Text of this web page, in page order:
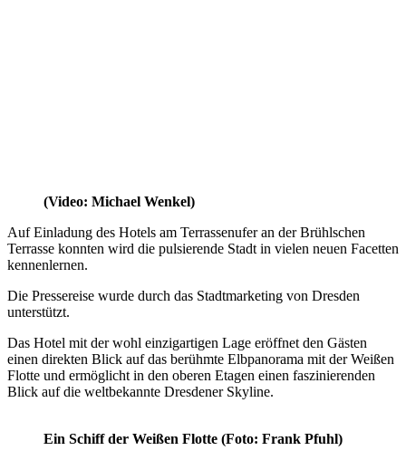
(Video: Michael Wenkel)
Auf Einladung des Hotels am Terrassenufer an der Brühlschen
Terrasse konnten wird die pulsierende Stadt in vielen neuen Facetten
kennenlernen.
Die Pressereise wurde durch das Stadtmarketing von Dresden
unterstützt.
Das Hotel mit der wohl einzigartigen Lage eröffnet den Gästen
einen direkten Blick auf das berühmte Elbpanorama mit der Weißen
Flotte und ermöglicht in den oberen Etagen einen faszinierenden
Blick auf die weltbekannte Dresdener Skyline.
Ein Schiff der Weißen Flotte (Foto: Frank Pfuhl)